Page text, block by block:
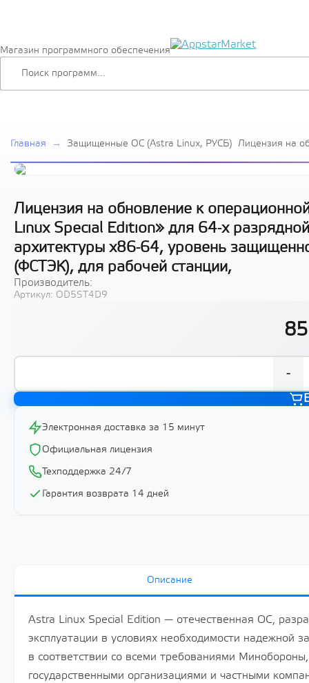
Магазин программного обеспечения
Главная → Защищенные ОС (Astra Linux, РУСБ) Лицензия на
РУСБ.10015-
станции,
Лицензия на обновление к
Linux Special Edition» для 64-х
архитектуры х86-64, уровень
(ФСТЭК), для рабочей станции,
Производитель:
Артикул: OD5ST4D9
-
Электронная доставка за 15 минут
Официальная лицензия
Техподдержка 24/7
Гарантия возврата 14 дней
Описание
Astra Linux Special Edition — отечественная ОС,
эксплуатации в условиях необходимости
в соответствии со всеми требованиями
государственными организациями и частными